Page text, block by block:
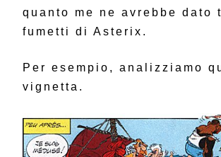
quanto me ne avrebbe dato
fumetti di Asterix.
Per esempio, analizziamo
vignetta.